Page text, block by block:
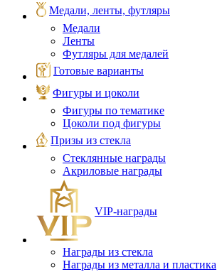
Медали, ленты, футляры
Медали
Ленты
Футляры для медалей
Готовые варианты
Фигуры и цоколи
Фигуры по тематике
Цоколи под фигуры
Призы из стекла
Стеклянные награды
Акриловые награды
VIP‑награды
Награды из стекла
Награды из металла и пластика